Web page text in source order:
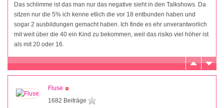
Das schlimme ist das man nur das negative sieht in den Talkshows. Da
sitzen nur die 5% ich kenne etlich die vor 18 entbunden haben und
sogar 2 ausbildungen gemacht haben. Ich finde es ehr unverantworlich
mit weit über die 40 ein Kind zu bekommen, weil das risiko viel höher ist
als mit 20 oder 16.
Fluse
1682 Beiträge